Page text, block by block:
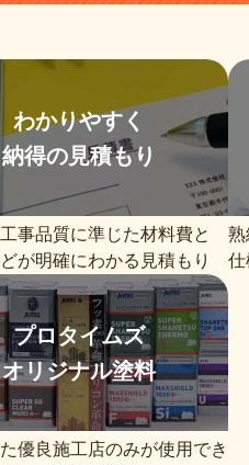
わかりやすく
納得の見積もり
事品質に準じた材料費と
が明確にわかる見積もり
熟
仕
プロタイムズ
オリジナル塗料
優良施工店のみが使用でき